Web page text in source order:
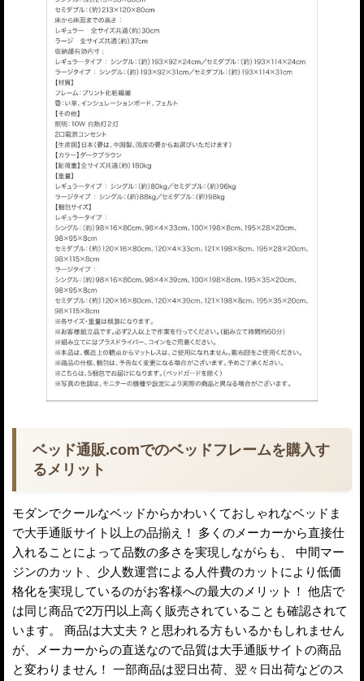
ベッド通販.comでのベッドフレームを購入す
るメリット
モダンでクールなベッドからかわいくておしゃれなベッドま
で大手通販サイト以上の品揃え！ 多くのメーカーから直接仕
入れることによって品数の多さを実現しながらも、 中間マー
ジンのカット、少人数運営による人件費のカットにより低価
格化を実現しているのがお客様への最大のメリット！ 他店で
は同じ商品で2万円以上高く販売されていることも確認されて
います。 商品は大丈夫？と思われる方もいるかもしれません
が、メーカーからの直送なので品質は大手通販サイトの商品
と変わりません！ 一部商品は翌日出荷、翌々日出荷などのス